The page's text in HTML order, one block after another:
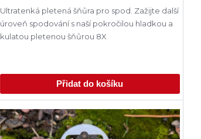
Ultratenká pletená šňůra pro spod. Zažijte další
úroveň spodování s naší pokročilou hladkou a
kulatou pletenou šňůrou 8X
Přidat do košíku